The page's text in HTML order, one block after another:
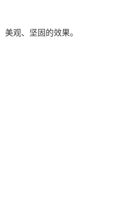
观、坚固的效果。